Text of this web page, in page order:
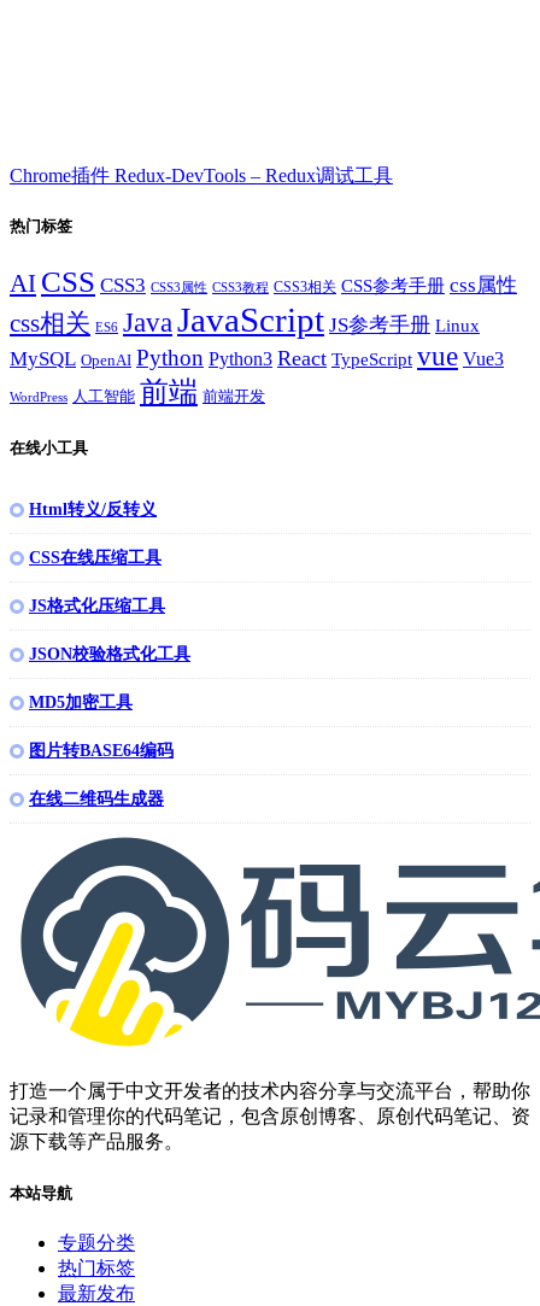
Chrome插件 Redux-DevTools – Redux调试工具
热门标签
AI CSS CSS3 CSS3属性 CSS3教程 CSS3相关 CSS参考手册 css属性
css相关 ES6 JavaJavaScript JS参考手册 Linux
MySQL OpenAI Python Python3 React TypeScript vue Vue3
WordPress 人工智能 前端 前端开发
在线小工具
Html转义/反转义
CSS在线压缩工具
JS格式化压缩工具
JSON校验格式化工具
MD5加密工具
图片转BASE64编码
在线二维码生成器
打造一个属于中文开发者的技术内容分享与交流平台，帮助你
记录和管理你的代码笔记，包含原创博客、原创代码笔记、资
源下载等产品服务。
本站导航
专题分类
热门标签
最新发布